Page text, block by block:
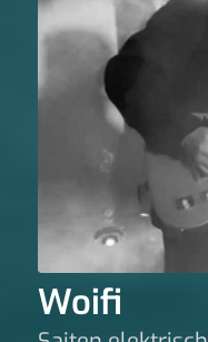
Woifi